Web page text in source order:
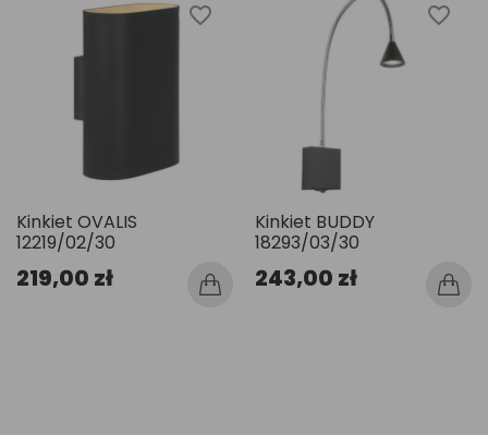
favorite_border
Kinkiet OVALIS
12219/02/30
219,00 zł
favorite_border
Kinkiet BUDDY
18293/03/30
243,00 zł